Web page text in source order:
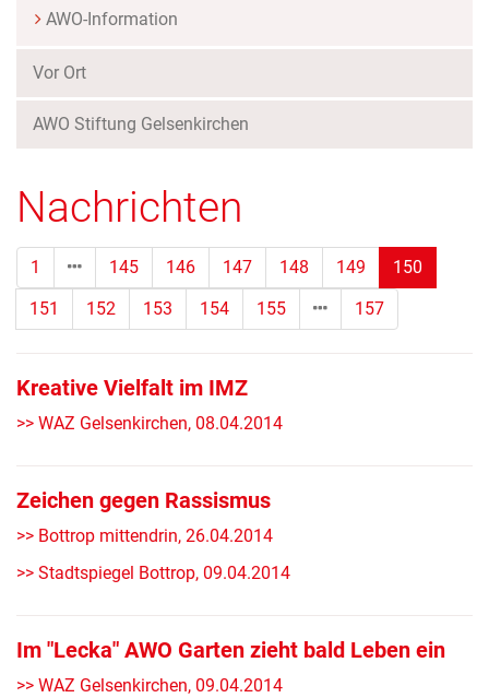
AWO-Information
Vor Ort
AWO Stiftung Gelsenkirchen
Nachrichten
1 145 146 147 148 149 150
151 152 153 154 155 157
Kreative Vielfalt im IMZ
>> WAZ Gelsenkirchen, 08.04.2014
Zeichen gegen Rassismus
>> Bottrop mittendrin, 26.04.2014
>> Stadtspiegel Bottrop, 09.04.2014
Im "Lecka" AWO Garten zieht bald Leben ein
>> WAZ Gelsenkirchen, 09.04.2014